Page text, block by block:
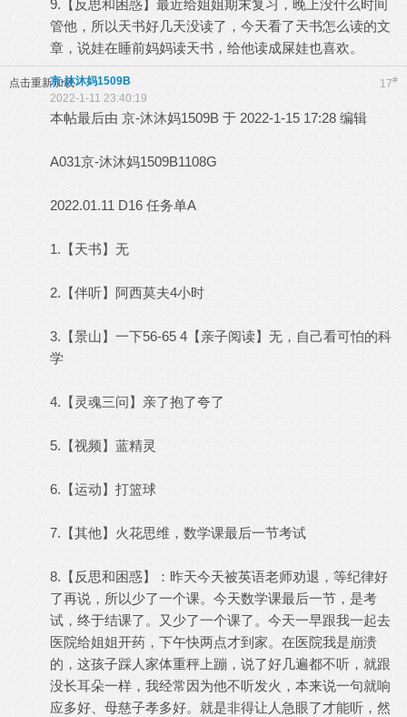
9.【反思和困惑】最近给姐姐期末复习，晚上没什么时间
管他，所以天书好几天没读了，今天看了天书怎么读的文
章，说娃在睡前妈妈读天书，给他读成屎娃也喜欢。
点击重新加载 17#
京-沐沐妈1509B
2022-1-11 23:40:19
本帖最后由 京-沐沐妈1509B 于 2022-1-15 17:28 编辑
A031京-沐沐妈1509B1108G
2022.01.11 D16 任务单A
1.【天书】无
2.【伴听】阿西莫夫4小时
3.【景山】一下56-65 4【亲子阅读】无，自己看可怕的科
学
4.【灵魂三问】亲了抱了夸了
5.【视频】蓝精灵
6.【运动】打篮球
7.【其他】火花思维，数学课最后一节考试
8.【反思和困惑】：昨天今天被英语老师劝退，等纪律好
了再说，所以少了一个课。今天数学课最后一节，是考
试，终于结课了。又少了一个课了。今天一早跟我一起去
医院给姐姐开药，下午快两点才到家。在医院我是崩溃
的，这孩子踩人家体重秤上蹦，说了好几遍都不听，就跟
没长耳朵一样，我经常因为他不听发火，本来说一句就响
应多好、母慈子孝多好。就是非得让人急眼了才能听，然